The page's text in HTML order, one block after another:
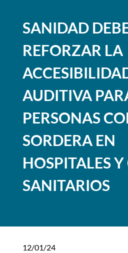
SANIDAD
REFORZAR LA
AUDITIVA
PERSONAS
SORDERA EN
HOSPITALES
SANITARIOS
12/01/24